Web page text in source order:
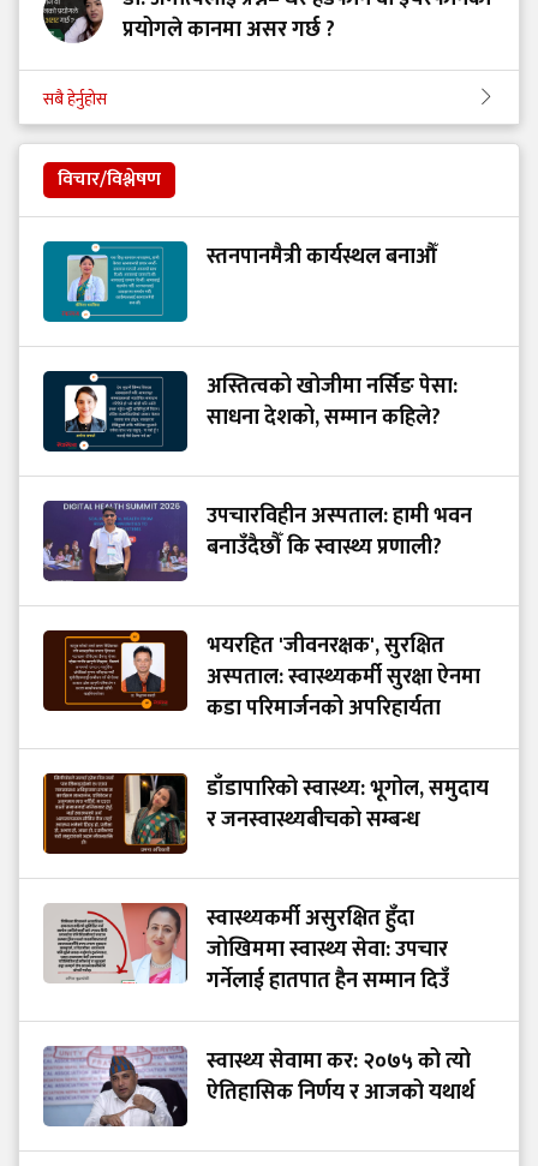
प्रयोगले कानमा असर गर्छ ?
सबै हेर्नुहोस
विचार/विश्लेषण
स्तनपानमैत्री कार्यस्थल बनाऔँ
अस्तित्वको खोजीमा नर्सिङ पेसा:
साधना देशको, सम्मान कहिले?
उपचारविहीन अस्पताल: हामी भवन
बनाउँदैछौँ कि स्वास्थ्य प्रणाली?
भयरहित 'जीवनरक्षक', सुरक्षित
अस्पताल: स्वास्थ्यकर्मी सुरक्षा ऐनमा
कडा परिमार्जनको अपरिहार्यता
डाँडापारिको स्वास्थ्य: भूगोल, समुदाय
र जनस्वास्थ्यबीचको सम्बन्ध
स्वास्थ्यकर्मी असुरक्षित हुँदा
जोखिममा स्वास्थ्य सेवा: उपचार
गर्नेलाई हातपात हैन सम्मान दिउँ
स्वास्थ्य सेवामा कर: २०७५ को त्यो
ऐतिहासिक निर्णय र आजको यथार्थ